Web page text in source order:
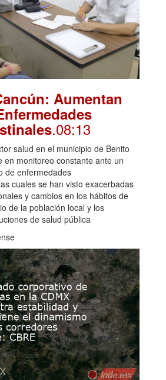
Aumentan
.08:13
salud en el municipio de Benito
en monitoreo constante ante un
de enfermedades
cuales se han visto exacerbadas
y cambios en los hábitos de
de la población local y los
de salud pública